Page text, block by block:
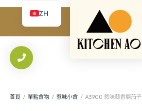
密碼*
填
首頁 / 單點食物 / 惹味小食 / A3900 惹味蒜香焗茄子
ZH
EN